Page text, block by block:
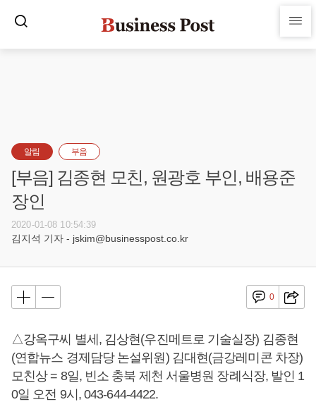
알림 부음
[부음] 김종현 모친, 원광호 부인, 배용준
장인
2020-01-08 10:54:39
김지석 기자 - jskim@businesspost.co.kr
0
△강옥구씨 별세, 김상현(우진메트로 기술실장) 김종현
(연합뉴스 경제담당 논설위원) 김대현(금강레미콘 차장)
모친상 = 8일, 빈소 충북 제천 서울병원 장례식장, 발인 1
0일 오전 9시, 043-644-4422.